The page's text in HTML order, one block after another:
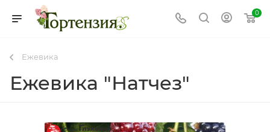
0
Ежевика
Ежевика "Натчез"